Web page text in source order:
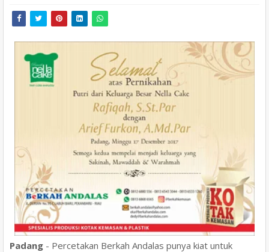
Padang - Percetakan Berkah Andalas punya kiat untuk